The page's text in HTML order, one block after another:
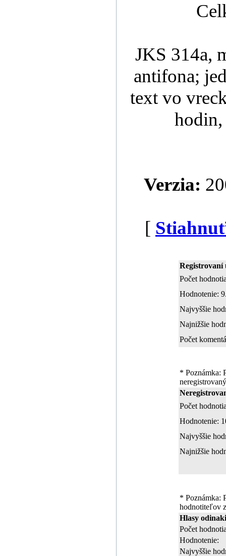
JKS 314a,
antifona;
text vo
Verzia:
[
Registrovaní
Počet
Hodnotenie:
Najvyššie
Najnižšie
Počet
* Poznámka:
Počet
Hodnotenie:
Najvyššie
Najnižšie
* Poznámka:
hodnotiteľov
Hlasy
Počet
Hodnotenie:
Najvyššie